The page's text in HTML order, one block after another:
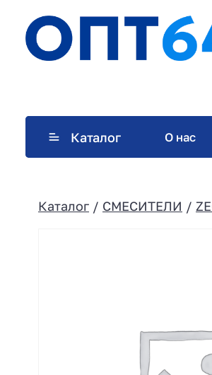
Каталог О нас
Каталог / СМЕСИТЕЛИ /